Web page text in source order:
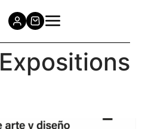
Expositions